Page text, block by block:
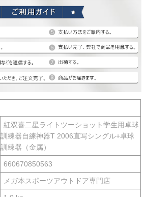
紅双喜二星ライトツーショット学生用卓球
訓練器自練神器T 2006直写シングル+卓球
訓練器（金属）
660670850563
メガ本スポーツアウトドア専門店